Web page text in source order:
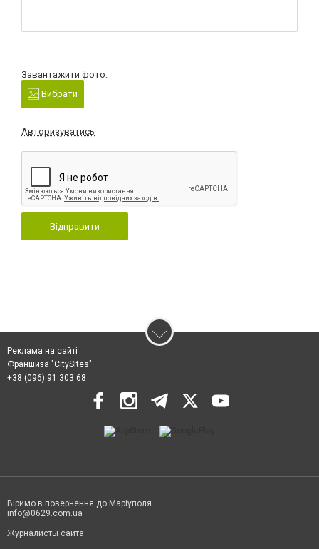
Завантажити фото:
Вибрати
Авторизуватись
Відправити
Реклама на сайті
Франшиза "CitySites"
+38 (096) 91 303 68
Віримо в повернення до Маріуполя
info@0629.com.ua
Журналисты сайта